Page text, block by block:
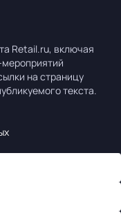
Retail.ru, включая
на страницу
текста.